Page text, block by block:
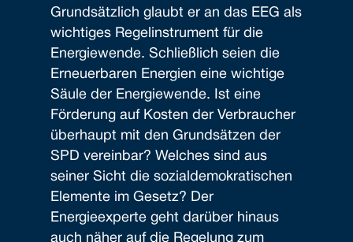
Grundsätzlich glaubt er an das EEG als
wichtiges Regelinstrument für die
Energiewende. Schließlich seien die
Erneuerbaren Energien eine wichtige
Säule der Energiewende. Ist eine
Förderung auf Kosten der Verbraucher
überhaupt mit den Grundsätzen der
SPD vereinbar? Welches sind aus
seiner Sicht die sozialdemokratischen
Elemente im Gesetz? Der
Energieexperte geht darüber hinaus
auch näher auf die Regelung zum